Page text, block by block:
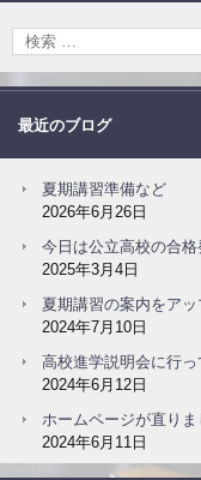
最近のブログ
夏期講習準備など
2026年6月26日
今日は公立高校の合
2025年3月4日
夏期講習の案内をア
2024年7月10日
高校進学説明会に行
2024年6月12日
ホームページが直りま
2024年6月11日